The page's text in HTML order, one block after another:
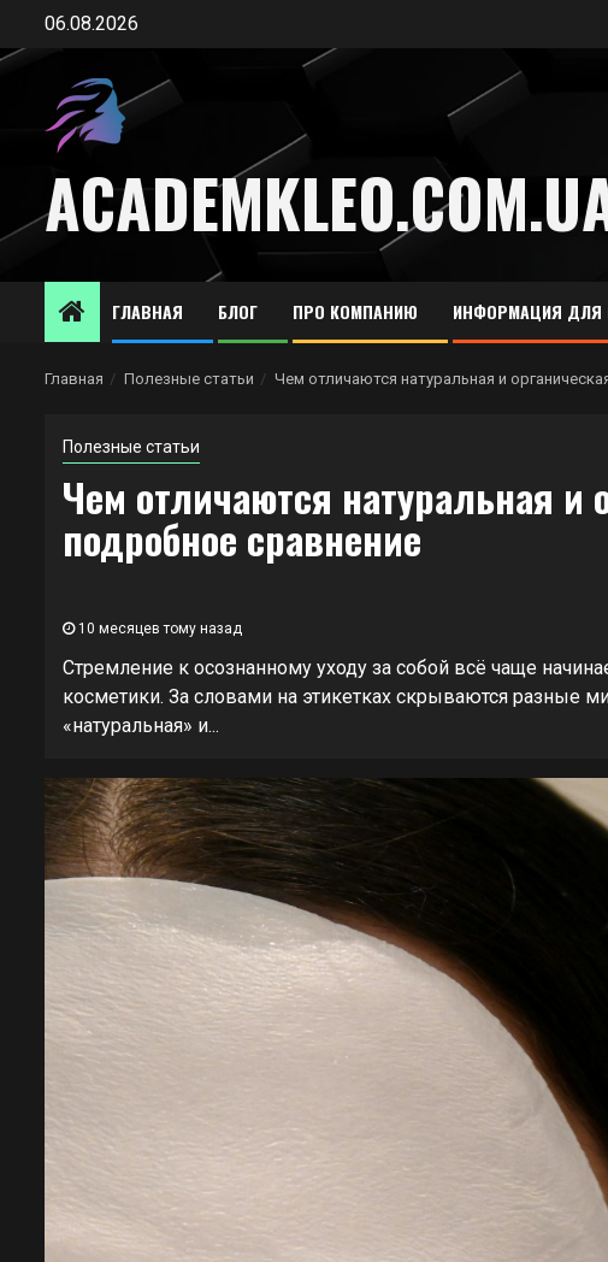
Перейти06.08.2026
ГЛАВНАЯ БЛОГ ПРО КОМПАНИЮ ИНФОРМАЦИЯ ДЛЯ
Главная Полезные статьи Чем отличаются натуральная и
Полезные статьи
Чем отличаются натуральная и
подробное сравнение
10 месяцев тому назад
Стремление к осознанному уходу за собой всё чаще
косметики. За словами на этикетках скрываются разные
«натуральная» и...